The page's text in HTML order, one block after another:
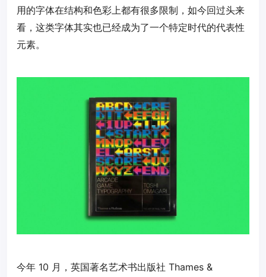
用的字体在结构和色彩上都有很多限制，如今回过头来
看，这类字体其实也已经成为了一个特定时代的代表性
元素。
今年 10 月，英国著名艺术书出版社 Thames &